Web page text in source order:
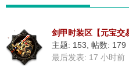
剑甲时装区【元宝交
主题: 153 帖数: 179
最后发表: 17 小时前